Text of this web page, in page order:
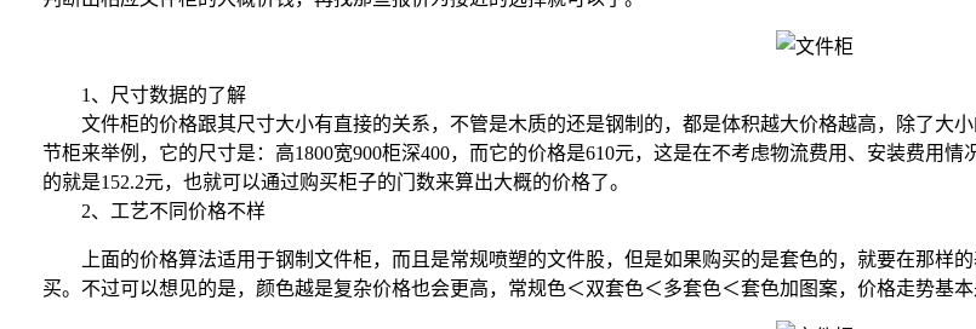
1、尺寸数据的了解
文件柜的价格跟其尺寸大小有直接的关系，不管是木质的还是钢制的，都是体积越大价格越高，除了大
节柜来举例，它的尺寸是：高1800宽900柜深400，而它的价格是610元，这是在不考虑物流费用、安装费用
的就是152.2元，也就可以通过购买柜子的门数来算出大概的价格了。
2、工艺不同价格不样
上面的价格算法适用于钢制文件柜，而且是常规喷塑的文件股，但是如果购买的是套色的，就要在那样
买。不过可以想见的是，颜色越是复杂价格也会更高，常规色＜双套色＜多套色＜套色加图案，价格走势基本